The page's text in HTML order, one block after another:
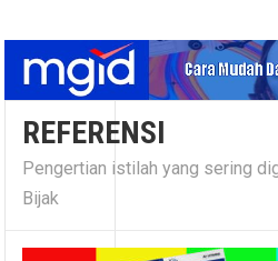
REFERENSI
Pengertian istilah yang sering
Bijak